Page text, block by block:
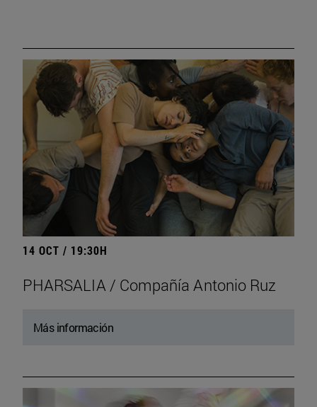
14 OCT / 19:30H
PHARSALIA / Compañía Antonio Ruz
Más información